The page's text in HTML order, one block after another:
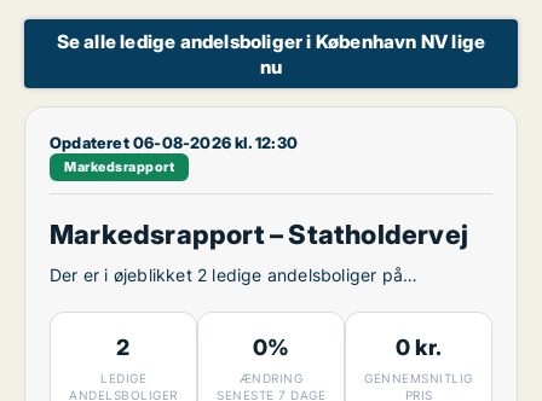
Se alle ledige andelsboliger i København NV lige
nu
Opdateret 06-08-2026 kl. 12:30
Markedsrapport
Markedsrapport – Statholdervej
Der er i øjeblikket 2 ledige andelsboliger på
2
LEDIGE
ANDELSBOLIGER
0%
ÆNDRING
SENESTE 7 DAGE
0 kr.
GENNEMSNITLIG
PRIS